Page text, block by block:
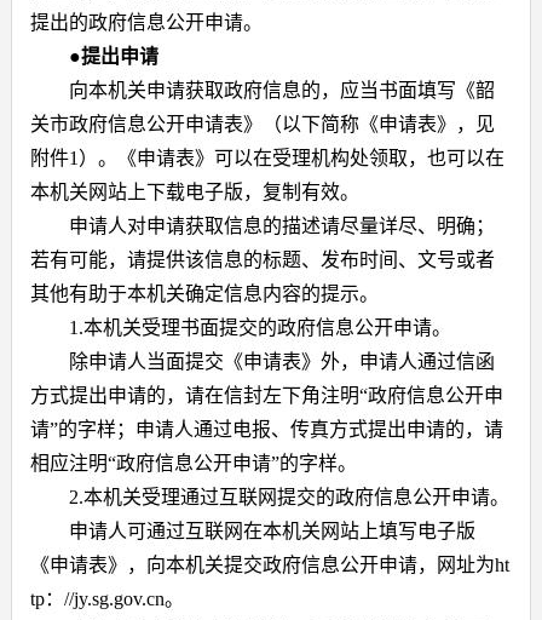
提出的政府信息公开申请。
●提出申请
向本机关申请获取政府信息的，应当书面填写《韶
关市政府信息公开申请表》（以下简称《申请表》，见
附件1 ）。《申请表》可以在受理机构处领取，也可以在
本机关网站上下载电子版，复制有效。
申请人对申请获取信息的描述请尽量详尽、明确；
若有可能，请提供该信息的标题、发布时间、文号或者
其他有助于本机关确定信息内容的提示。
1.本机关受理书面提交的政府信息公开申请。
除申请人当面提交《申请表》外，申请人通过信函
方式提出申请的，请在信封左下角注明“政府信息公开申
请”的字样；申请人通过电报、传真方式提出申请的，请
相应注明“政府信息公开申请”的字样。
2.本机关受理通过互联网提交的政府信息公开申请。
申请人可通过互联网在本机关网站上填写电子版
《申请表》，向本机关提交政府信息公开申请，网址为ht
tp： //jy.sg.gov.cn。